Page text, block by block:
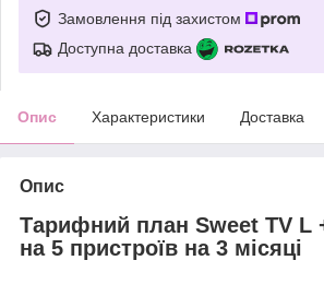
Замовлення під захистом
Доступна доставка
Опис Характеристики Доставка
Опис
Тарифний план Sweet TV L
на 5 пристроїв на 3 місяці